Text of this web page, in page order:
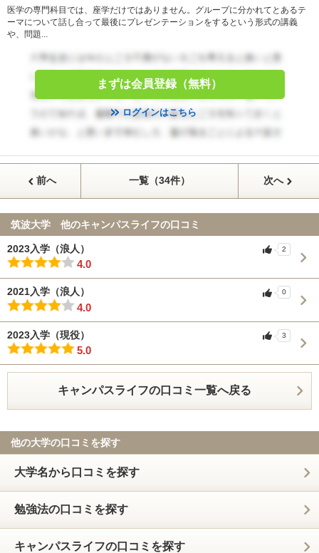
医学の専門科目では、座学だけではありません。グループに分かれてとあるテ
ーマについて話し合って最後にプレゼンテーションをするという形式の講義
や、問題...
まずは会員登録（無料）
ログインはこちら
前へ 一覧（34件） 次へ
筑波大学 他のキャンパスライフの口コミ
2023入学（浪人）
4.0
2
2021入学（浪人）
4.0
0
2023入学（現役）
5.0
3
キャンパスライフの口コミ一覧へ戻る
他の大学の口コミを探す
大学名から口コミを探す
勉強法の口コミを探す
キャンパスライフの口コミを探す